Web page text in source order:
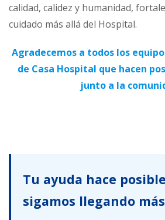
calidad, calidez y humanidad,
cuidado más allá del Hospital.
Agradecemos a todos los
de Casa Hospital que hacen
junto a la
Tu ayuda hace
sigamos llegando